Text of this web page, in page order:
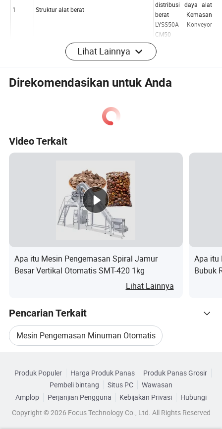
Parameter teknis utama
Lihat Lainnya
Direkomendasikan untuk Anda
Video Terkait
Apa itu Mesin Pengemasan Spiral Jamur
Besar Vertikal Otomatis SMT-420 1kg
Lihat Lainnya
Apa itu
Bubuk
Pencarian Terkait
Mesin Pengemasan Minuman Otomatis
Mesin Pengemas Bubuk Otomatis
Mesin Pengemas Otomatis Teh
Produk Populer Harga Produk Panas
Produk Panas Grosir
Pembeli bintang
Situs PC
Wawasan
Amplop
Perjanjian Pengguna Kebijakan Privasi
Hubungi
Copyright © 2026 Focus Technology Co., Ltd. All Rights Reserved